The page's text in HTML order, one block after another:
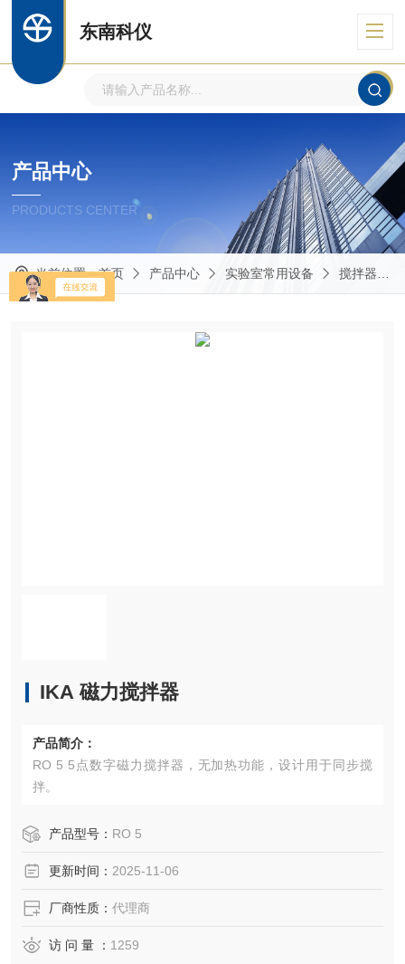
东南科仪
产品中心
PRODUCTS CENTER
当前位置：首页 产品中心 实验室常用设备 搅拌器
IKA 磁力搅拌器
产品简介：
RO 5 5点数字磁力搅拌器，无加热功能，设计用于同步搅
拌。
产品型号： RO 5
更新时间： 2025-11-06
厂商性质： 代理商
访 问 量 ： 1259